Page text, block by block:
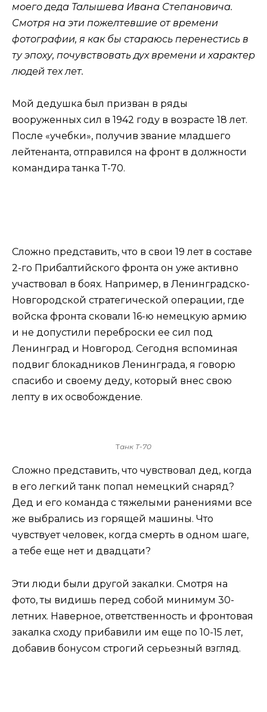
моего деда Талышева Ивана Степановича.
Смотря на эти пожелтевшие от времени
фотографии, я как бы стараюсь перенестись в
ту эпоху, почувствовать дух времени и характер
людей тех лет.
Мой дедушка был призван в ряды
вооруженных сил в 1942 году в возрасте 18 лет.
После «учебки», получив звание младшего
лейтенанта, отправился на фронт в должности
командира танка Т-70.
Сложно представить, что в свои 19 лет в составе
2-го Прибалтийского фронта он уже активно
участвовал в боях. Например, в Ленинградско-
Новгородской стратегической операции, где
войска фронта сковали 16-ю немецкую армию
и не допустили переброски ее сил под
Ленинград и Новгород. Сегодня вспоминая
подвиг блокадников Ленинграда, я говорю
спасибо и своему деду, который внес свою
лепту в их освобождение.
Танк Т-70
Сложно представить, что чувствовал дед, когда
в его легкий танк попал немецкий снаряд?
Дед и его команда с тяжелыми ранениями все
же выбрались из горящей машины. Что
чувствует человек, когда смерть в одном шаге,
а тебе еще нет и двадцати?
Эти люди были другой закалки. Смотря на
фото, ты видишь перед собой минимум 30-
летних. Наверное, ответственность и фронтовая
закалка сходу прибавили им еще по 10-15 лет,
добавив бонусом строгий серьезный взгляд.